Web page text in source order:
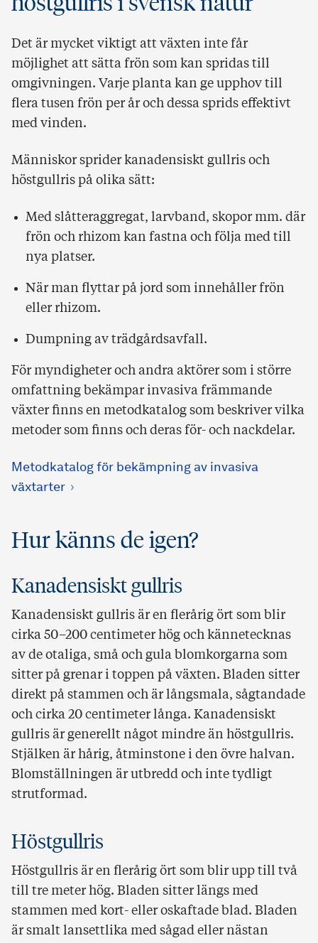
Det är mycket viktigt att växten inte får
möjlighet att sätta frön som kan spridas till
omgivningen. Varje planta kan ge upphov till
flera tusen frön per år och dessa sprids effektivt
med vinden.
Människor sprider kanadensiskt gullris och
höstgullris på olika sätt:
Med slåtteraggregat, larvband, skopor mm. där
frön och rhizom kan fastna och följa med till
nya platser.
När man flyttar på jord som innehåller frön
eller rhizom.
Dumpning av trädgårdsavfall.
För myndigheter och andra aktörer som i större
omfattning bekämpar invasiva främmande
växter finns en metodkatalog som beskriver vilka
metoder som finns och deras för- och nackdelar.
Metodkatalog för bekämpning av invasiva
växtarter
Hur känns de igen?
Kanadensiskt gullris
Kanadensiskt gullris är en flerårig ört som blir
cirka 50–200 centimeter hög och kännetecknas
av de otaliga, små och gula blomkorgarna som
sitter på grenar i toppen på växten. Bladen sitter
direkt på stammen och är långsmala, sågtandade
och cirka 20 centimeter långa. Kanadensiskt
gullris är generellt något mindre än höstgullris.
Stjälken är hårig, åtminstone i den övre halvan.
Blomställningen är utbredd och inte tydligt
strutformad.
Höstgullris
Höstgullris är en flerårig ört som blir upp till två
till tre meter hög. Bladen sitter längs med
stammen med kort- eller oskaftade blad. Bladen
är smalt lansettlika med sågad eller nästan